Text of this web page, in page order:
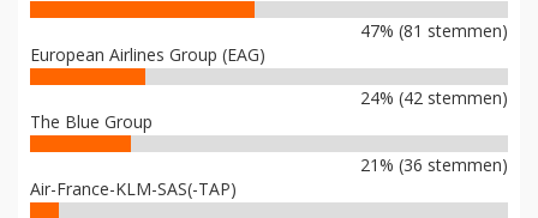
47% (81 stemmen)
European Airlines Group (EAG)
24% (42 stemmen)
The Blue Group
21% (36 stemmen)
Air-France-KLM-SAS(-TAP)